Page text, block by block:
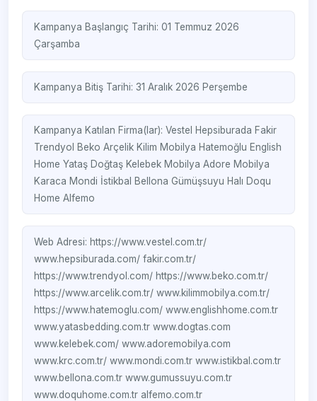
Kampanya Başlangıç Tarihi: 01 Temmuz 2026
Çarşamba
Kampanya Bitiş Tarihi: 31 Aralık 2026 Perşembe
Kampanya Katılan Firma(lar):Vestel Hepsiburada Fakir
Trendyol
BekoArçelik Kilim Mobilya Hatemoğlu English
HomeYataş Doğtaş Kelebek MobilyaAdore Mobilya
Karaca Mondi İstikbal BellonaGümüşsuyu Halı Doqu
HomeAlfemo
Web Adresi:https://www.vestel.com.tr/
www.hepsiburada.com/fakir.com.tr/
https://www.trendyol.com/https://www.beko.com.tr/
https://www.arcelik.com.tr/www.kilimmobilya.com.tr/
https://www.hatemoglu.com/www.englishhome.com.tr
www.yatasbedding.com.trwww.dogtas.com
www.kelebek.com/www.adoremobilya.com
www.krc.com.tr/www.mondi.com.trwww.istikbal.com.tr
www.bellona.com.trwww.gumussuyu.com.tr
www.doquhome.com.tr alfemo.com.tr